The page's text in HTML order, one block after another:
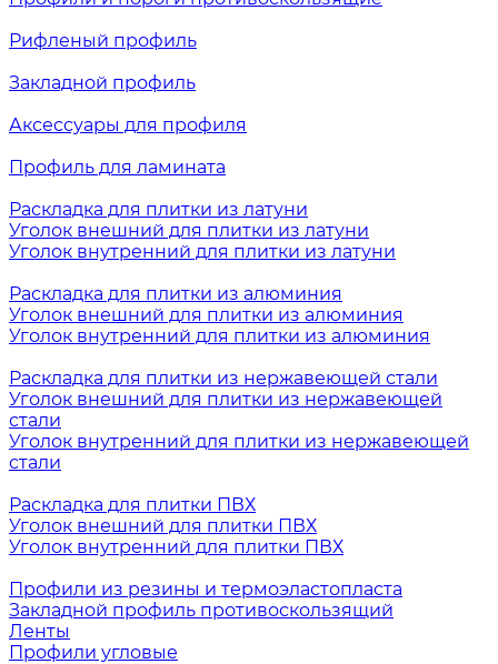
Рифленый профиль
Закладной профиль
Аксессуары для профиля
Профиль для ламината
Раскладка для плитки из латуни
Уголок внешний для плитки из латуни
Уголок внутренний для плитки из латуни
Раскладка для плитки из алюминия
Уголок внешний для плитки из алюминия
Уголок внутренний для плитки из алюминия
Раскладка для плитки из нержавеющей стали
Уголок внешний для плитки из нержавеющей
стали
Уголок внутренний для плитки из нержавеющей
стали
Раскладка для плитки ПВХ
Уголок внешний для плитки ПВХ
Уголок внутренний для плитки ПВХ
Профили из резины и термоэластопласта
Закладной профиль противоскользящий
Ленты
Профили угловые